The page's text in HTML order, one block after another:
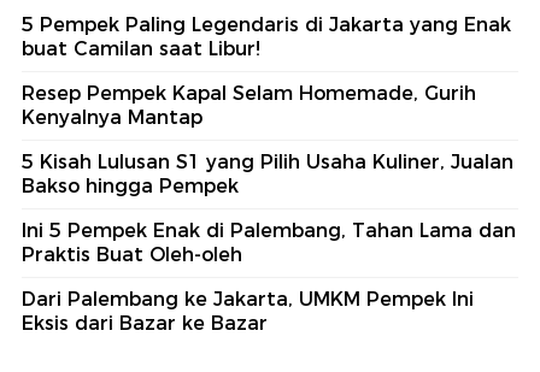
5 Pempek Paling Legendaris di Jakarta yang Enak
buat Camilan saat Libur!
Resep Pempek Kapal Selam Homemade, Gurih
Kenyalnya Mantap
5 Kisah Lulusan S1 yang Pilih Usaha Kuliner, Jualan
Bakso hingga Pempek
Ini 5 Pempek Enak di Palembang, Tahan Lama dan
Praktis Buat Oleh-oleh
Dari Palembang ke Jakarta, UMKM Pempek Ini
Eksis dari Bazar ke Bazar